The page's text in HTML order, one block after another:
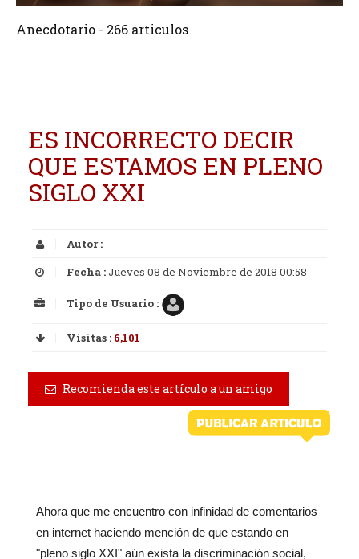
Anecdotario - 266 articulos
ES INCORRECTO DECIR
QUE ESTAMOS EN PLENO
SIGLO XXI
Autor :
Fecha :Jueves 08 de Noviembre de 2018 00:58
Tipo de Usuario :
Visitas : 6,101
Recomienda este artículo a un amigo
Ahora que me encuentro con infinidad de comentarios
en internet haciendo mención de que estando en
"pleno siglo XXI" aún exista la discriminación social,